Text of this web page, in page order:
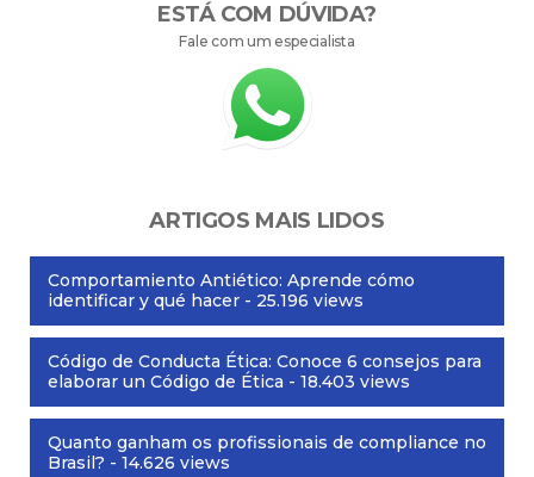
ESTÁ COM DÚVIDA?
Fale com um especialista
ARTIGOS MAIS LIDOS
Comportamiento Antiético: Aprende cómo
identificar y qué hacer - 25.196 views
Código de Conducta Ética: Conoce 6 consejos para
elaborar un Código de Ética - 18.403 views
Quanto ganham os profissionais de compliance no
Brasil? - 14.626 views